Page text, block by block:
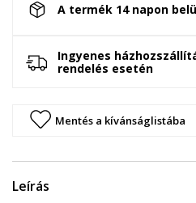
A termék 14 napon
Ingyenes
rendelés esetén
Mentés a kívánságlistába
Leírás